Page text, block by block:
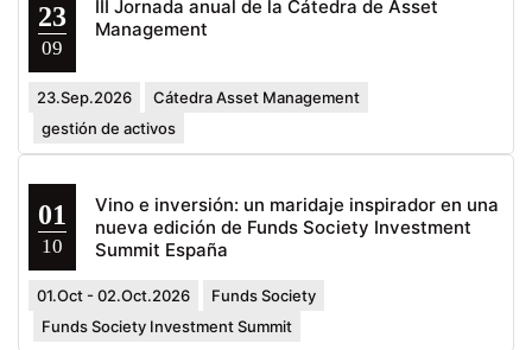
23
09
III Jornada anual de la Cátedra de Asset
Management
23.Sep.2026
Cátedra Asset Management
gestión de activos
01
10
Vino e inversión: un maridaje inspirador en una
nueva edición de Funds Society Investment
Summit España
01.Oct - 02.Oct.2026
Funds Society
Funds Society Investment Summit